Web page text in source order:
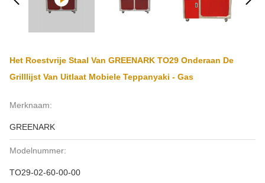
Het Roestvrije Staal Van GREENARK TO29 Onderaan De
Grilllijst Van Uitlaat Mobiele Teppanyaki - Gas
Merknaam:
GREENARK
Modelnummer:
TO29-02-60-00-00